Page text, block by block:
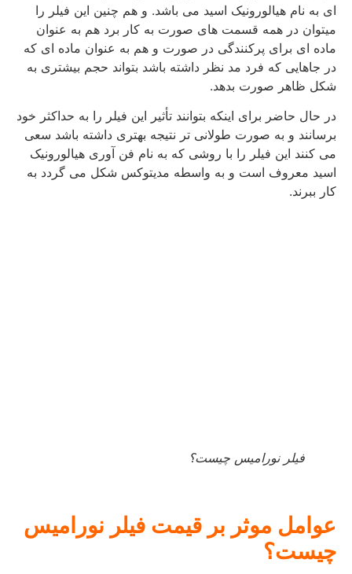
ای به نام هیالورونیک اسید می باشد. و هم چنین این فیلر را
میتوان در همه قسمت های صورت به کار برد هم به عنوان
ماده ای برای پرکنندگی در صورت و هم به عنوان ماده ای که
در جاهایی که فرد مد نظر داشته باشد بتواند حجم بیشتری به
شکل ظاهر صورت بدهد.
در حال حاضر برای اینکه بتوانند تأثیر این فیلر را به حداکثر خود
برسانند و به صورت طولانی تر نتیجه بهتری داشته باشد سعی
می کنند این فیلر را با روشی که به نام فن آوری هیالورونیک
اسید معروف است و به واسطه مدیتوکس شکل می گردد به
کار ببرند.
فیلر نورامیس چیست؟
عوامل موثر بر قیمت فیلر نورامیس
چیست؟